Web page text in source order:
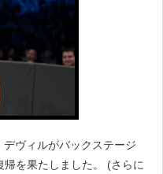
ヴィルがバックステージ
を果たしました。 (さらに